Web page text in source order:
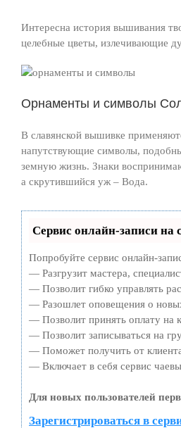
Интересна история вышивания
целебные цветы, излечивающие
Орнаменты и символы
В славянской вышивке
напутствующие символы,
земную жизнь. Знаки
а скрутившийся уж – Вода.
Сервис онлайн-записи на
Попробуйте сервис онлайн-
— Разгрузит мастера,
— Позволит гибко управлять
— Разошлет оповещения о
— Позволит принять оплату на
— Позволит записываться на
— Поможет получить от
— Включает в себя сервис
Для новых пользователей
Зарегистрироваться в